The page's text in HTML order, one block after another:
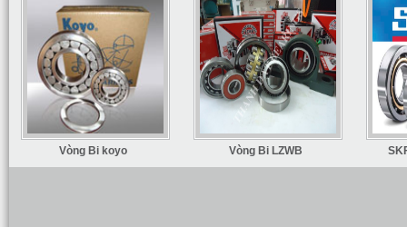
Vòng Bi koyo Vòng Bi LZWB